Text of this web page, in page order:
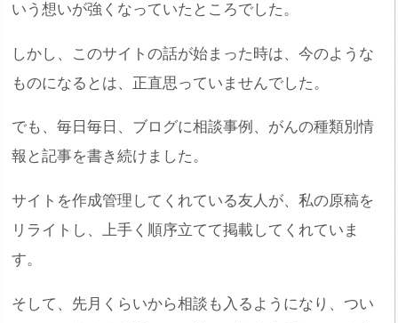
いう想いが強くなっていたところでした。
しかし、このサイトの話が始まった時は、今のような
ものになるとは、正直思っていませんでした。
でも、毎日毎日、ブログに相談事例、がんの種類別情
報と記事を書き続けました。
サイトを作成管理してくれている友人が、私の原稿を
リライトし、上手く順序立てて掲載してくれていま
す。
そして、先月くらいから相談も入るようになり、つい